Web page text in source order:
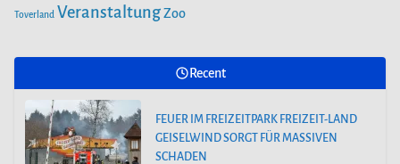
Toverland VeranstaltungZoo
Recent
FEUER IM FREIZEITPARK FREIZEIT-LAND
GEISELWIND SORGT FÜR MASSIVEN
SCHADEN